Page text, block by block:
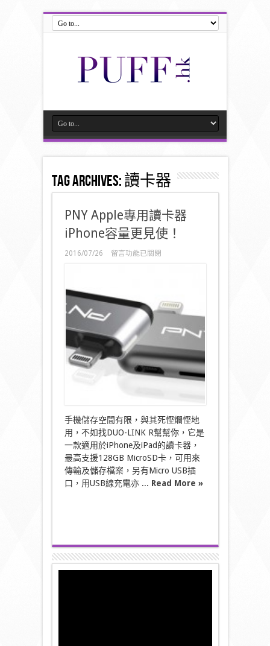
Tag Archives:讀卡器
PNY Apple專用讀卡器
iPhone容量更見使！
2016/07/26
在
讀
卡
iPhone
容
更
留言功能已關閉
手機儲存空間有限，與其死慳爛慳地
用，不如找DUO-LINK R幫幫你，它是
一款適用於iPhone及iPad的讀卡器，
最高支援128GB MicroSD卡，可用來
傳輸及儲存檔案，另有Micro USB插
口，用USB線充電亦 ... Read More »